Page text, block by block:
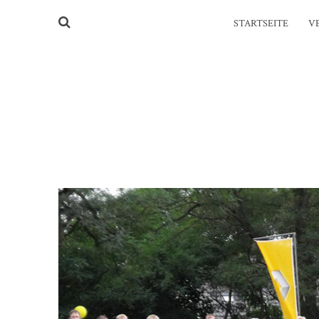
STARTSEITE